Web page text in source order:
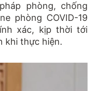
phòng, chống
phòng COVID-19
xác, kịp thời tới
khi thực hiện.